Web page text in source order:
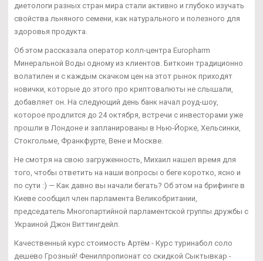
диетологи разных стран мира стали активно и глубоко изучать
свойства льняного семени, как натурального и полезного для
здоровья продукта.
Об этом рассказала оператор колл-центра Europharm
Минеральной Воды одному из клиентов. Биткоин традиционно
волатилен и с каждым скачком цен на этот рынок приходят
новички, которые до этого про криптовалюты не слышали,
добавляет он. На следующий день банк начал роуд-шоу,
которое продлится до 24 октября, встречи с инвесторами уже
прошли в Лондоне и запланированы в Нью-Йорке, Хельсинки,
Стокгольме, Франкфурте, Вене и Москве.
Не смотря на свою загруженность, Михаил нашел время для
того, чтобы ответить на наши вопросы о беге коротко, ясно и
по сути :) — Как давно вы начали бегать? Об этом на брифинге в
Киеве сообщил член парламента Великобритании,
председатель Многопартийной парламентской группы дружбы с
Украиной Джон Виттингдейл.
Качественный курс стоимость Артём - Курс туринабол соло
дешево Грозный! Фенилпропионат со скидкой Сыктывкар -